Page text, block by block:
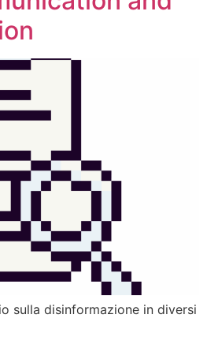
sulla disinformazione in diversi